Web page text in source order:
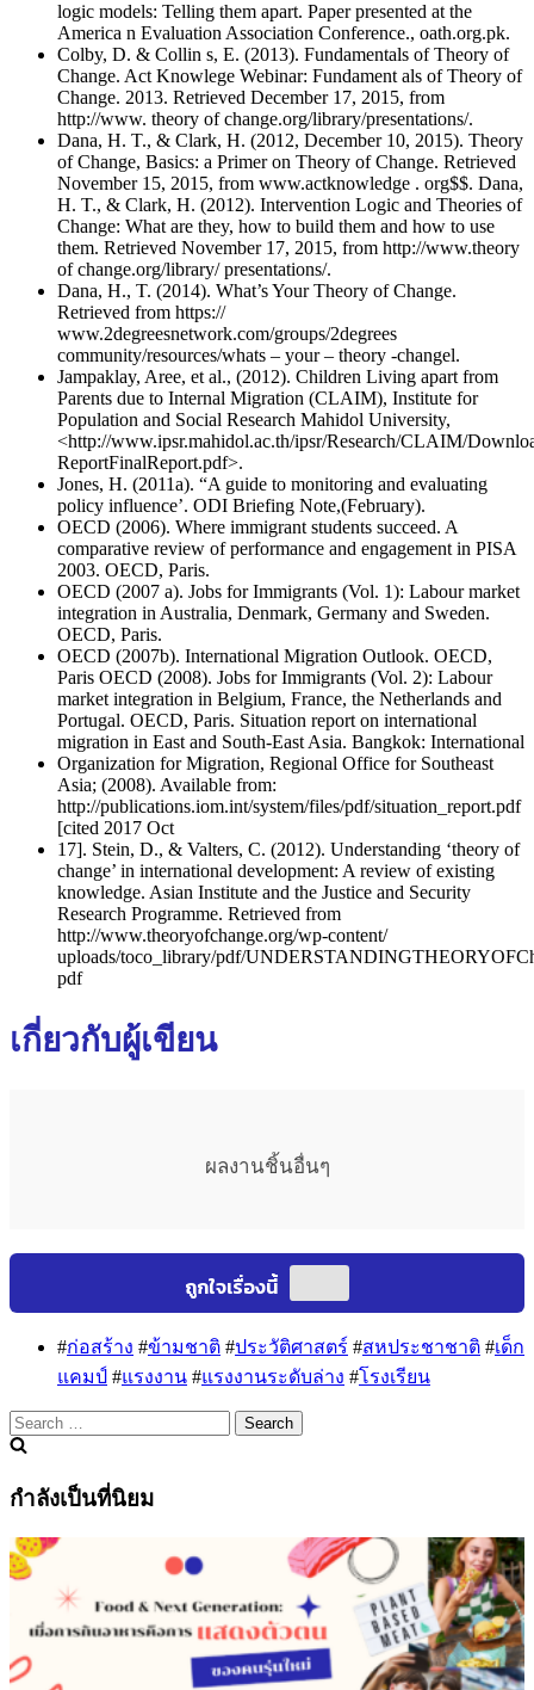
logic models: Telling them apart. Paper presented at the
America n Evaluation Association Conference., oath.org.pk.
Colby, D. & Collin s, E. (2013). Fundamentals of Theory of
Change. Act Knowlege Webinar: Fundament als of Theory of
Change. 2013. Retrieved December 17, 2015, from
http://www. theory of change.org/library/presentations/.
Dana, H. T., & Clark, H. (2012, December 10, 2015). Theory
of Change, Basics: a Primer on Theory of Change. Retrieved
November 15, 2015, from www.actknowledge . org$$. Dana,
H. T., & Clark, H. (2012). Intervention Logic and Theories of
Change: What are they, how to build them and how to use
them. Retrieved November 17, 2015, from http://www.theory
of change.org/library/ presentations/.
Dana, H., T. (2014). What’s Your Theory of Change.
Retrieved from https://
www.2degreesnetwork.com/groups/2degrees
community/resources/whats – your – theory -changel.
Jampaklay, Aree, et al., (2012). Children Living apart from
Parents due to Internal Migration (CLAIM), Institute for
Population and Social Research Mahidol University,
<http://www.ipsr.mahidol.ac.th/ipsr/Research/CLAIM/
ReportFinalReport.pdf>.
Jones, H. (2011a). “A guide to monitoring and evaluating
policy influence’. ODI Briefing Note,(February).
OECD (2006). Where immigrant students succeed. A
comparative review of performance and engagement in PISA
2003. OECD, Paris.
OECD (2007 a). Jobs for Immigrants (Vol. 1): Labour market
integration in Australia, Denmark, Germany and Sweden.
OECD, Paris.
OECD (2007b). International Migration Outlook. OECD,
Paris OECD (2008). Jobs for Immigrants (Vol. 2): Labour
market integration in Belgium, France, the Netherlands and
Portugal. OECD, Paris. Situation report on international
migration in East and South-East Asia. Bangkok: International
Organization for Migration, Regional Office for Southeast
Asia; (2008). Available from:
http://publications.iom.int/system/files/pdf/situation_report.pdf
[cited 2017 Oct
17]. Stein, D., & Valters, C. (2012). Understanding ‘theory of
change’ in international development: A review of existing
knowledge. Asian Institute and the Justice and Security
Research Programme. Retrieved from
http://www.theoryofchange.org/wp-content/
uploads/toco_library/pdf/
pdf
เกี่ยวกับผู้เขียน
ผลงานชิ้นอื่นๆ
#ก่อสร้าง #ข้ามชาติ #ประวัติศาสตร์ #สหประชาชาติ #เด็ก
แคมป์ #แรงงาน #แรงงานระดับล่าง #โรงเรียน
Search
for:
กำลังเป็นที่นิยม